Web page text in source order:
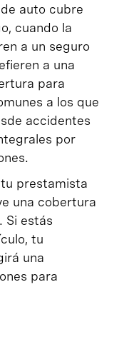
auto cubre
cuando la
a un seguro
a una
para
a los que
accidentes
por
prestamista
una cobertura
Si estás
tu
una
para